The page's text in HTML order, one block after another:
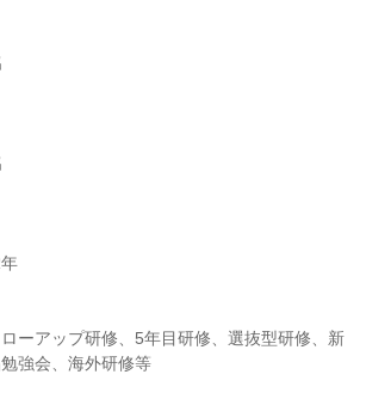
ーアップ研修、5年目研修、選抜型研修、新